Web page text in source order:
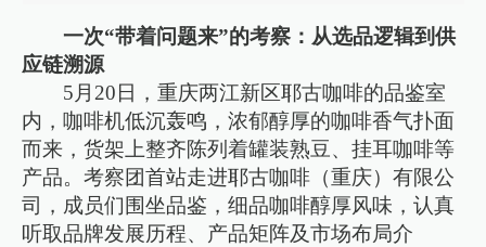
一次“带着问题来”的考察：从选品逻辑到供
应链溯源
5月20日，重庆两江新区耶古咖啡的品鉴室
内，咖啡机低沉轰鸣，浓郁醇厚的咖啡香气扑面
而来，货架上整齐陈列着罐装熟豆、挂耳咖啡等
产品。考察团首站走进耶古咖啡（重庆）有限公
司，成员们围坐品鉴，细品咖啡醇厚风味，认真
听取品牌发展历程、产品矩阵及市场布局介